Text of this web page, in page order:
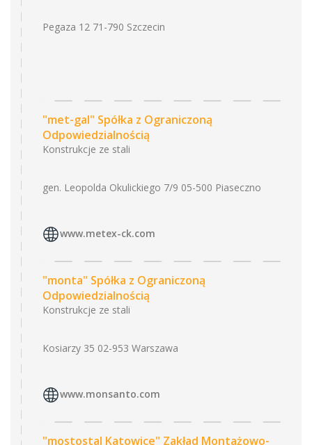
Pegaza 12 71-790 Szczecin
"met-gal" Spółka z Ograniczoną
Odpowiedzialnością
Konstrukcje ze stali
gen. Leopolda Okulickiego 7/9 05-500 Piaseczno
www.metex-ck.com
"monta" Spółka z Ograniczoną
Odpowiedzialnością
Konstrukcje ze stali
Kosiarzy 35 02-953 Warszawa
www.monsanto.com
"mostostal Katowice" Zakład Montażowo-